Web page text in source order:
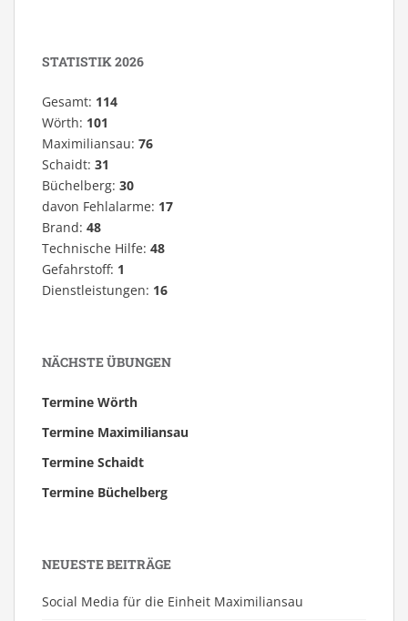
STATISTIK 2026
Gesamt: 114
Wörth: 101
Maximiliansau: 76
Schaidt: 31
Büchelberg: 30
davon Fehlalarme: 17
Brand: 48
Technische Hilfe: 48
Gefahrstoff: 1
Dienstleistungen: 16
NÄCHSTE ÜBUNGEN
Termine Wörth
Termine Maximiliansau
Termine Schaidt
Termine Büchelberg
NEUESTE BEITRÄGE
Social Media für die Einheit Maximiliansau